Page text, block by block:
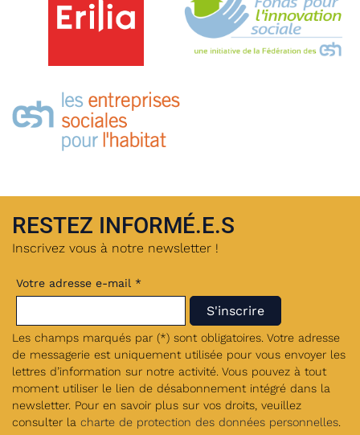
RESTEZ INFORMÉ.E.S
Inscrivez vous à notre newsletter !
Votre adresse e-mail *
Les champs marqués par (*) sont obligatoires. Votre adresse
de messagerie est uniquement utilisée pour vous envoyer les
lettres d’information sur notre activité. Vous pouvez à tout
moment utiliser le lien de désabonnement intégré dans la
newsletter. Pour en savoir plus sur vos droits, veuillez
consulter la charte de protection des données personnelles